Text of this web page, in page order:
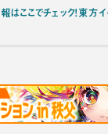
はここでチェック！東方